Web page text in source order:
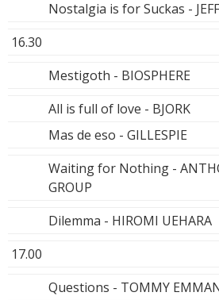
Nostalgia is for Suckas -
16.30
Mestigoth - BIOSPHERE
All is full of love - BJORK
Mas de eso - GILLESPIE
Waiting for Nothing -
GROUP
Dilemma - HIROMI UEHARA
17.00
Questions - TOMMY